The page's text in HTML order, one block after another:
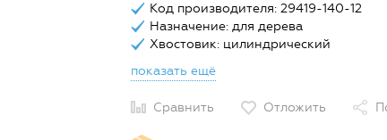
Код производителя: 29419-140-12
Назначение: для дерева
Хвостовик: цилиндрический
показать ещё
Сравнить Отложить